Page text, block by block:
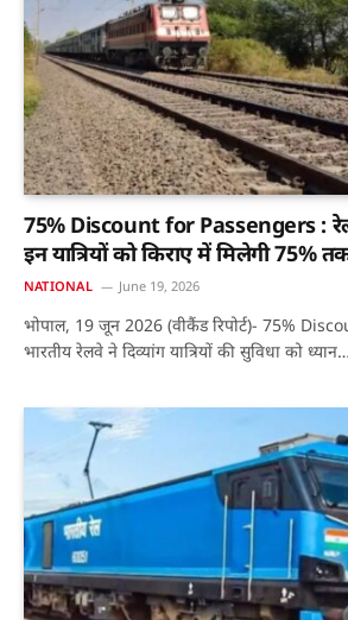
75% Discount for Passengers :
इन यात्रियों को किराए में मिलेगी 75%
NATIONAL June 19, 2026
भोपाल, 19 जून 2026 (वीकैंड रिपोर्ट)- 75%
भारतीय रेलवे ने दिव्यांग यात्रियों की सुविधा को ध्यान…